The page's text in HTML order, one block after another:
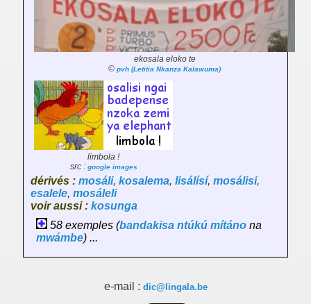
ekosala eloko te
© pvh (Letitia Nkanza Kalawuma)
limbola !
src : google images
dérivés : mosáli, kosalema, lisálísí, mosálisi,
esalele, mosáleli
voir aussi : kosunga
58 exemples (bandakisa ntúkú mítáno na
mwámbe) ...
e-mail : dic@lingala.be